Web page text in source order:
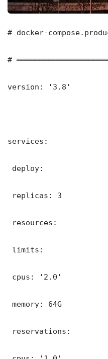
# docker-
#
version: '3.8'
services:
deploy:
replicas: 3
resources:
limits:
cpus: '2.0'
memory: 64G
reservations: